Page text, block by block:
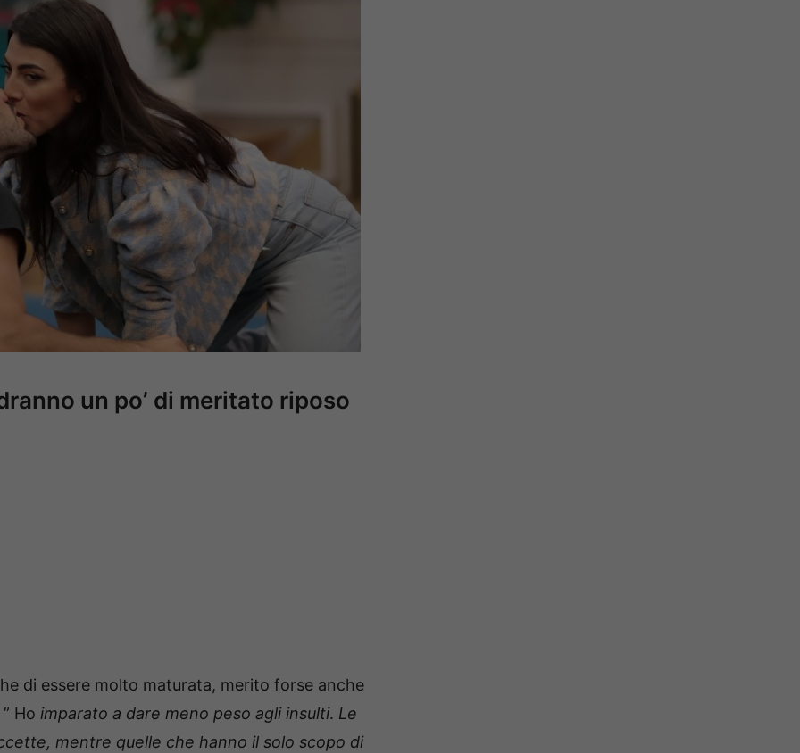
un po’ di meritato riposo
di essere molto maturata, merito forse anche
Ho imparato a dare meno peso agli insulti. Le
mentre quelle che hanno il solo scopo di